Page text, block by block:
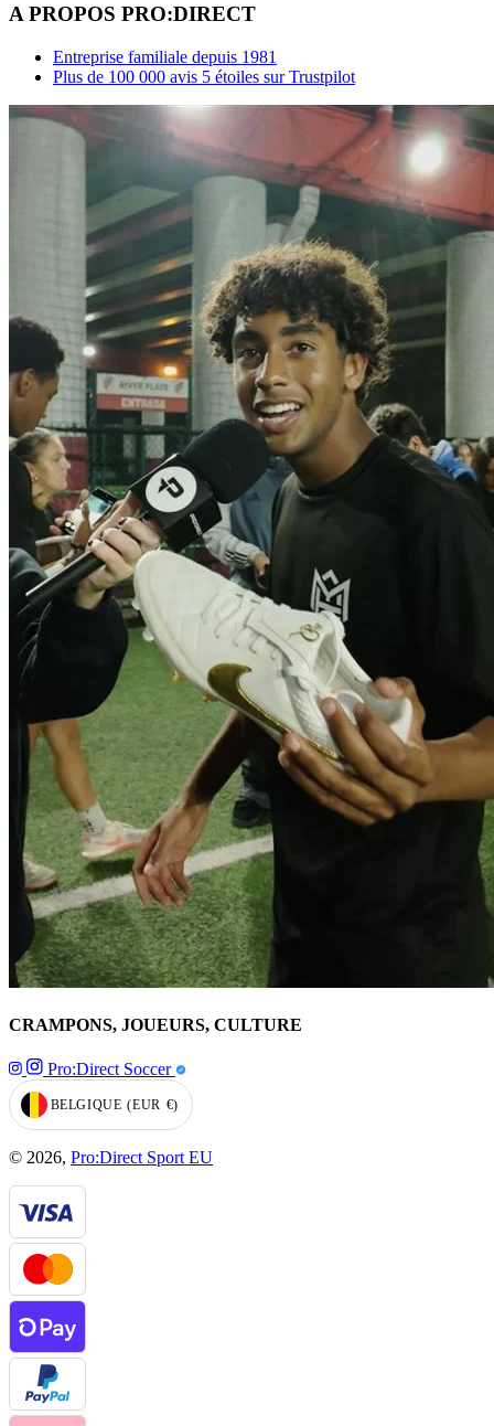
A PROPOS PRO:DIRECT
Entreprise familiale depuis 1981
Plus de 100 000 avis 5 étoiles sur Trustpilot
CRAMPONS, JOUEURS, CULTURE
Pro:Direct Soccer
GEOLOCATION BUTTON: BELGIQUE, EUR, €
BELGIQUE (EUR €)
© 2026, Pro:Direct Sport EU